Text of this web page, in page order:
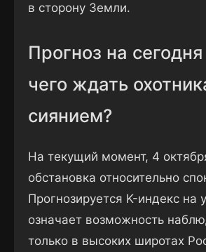
в сторону Земли.
Прогноз на
чего ждать
сиянием?
На текущий момент, 4
обстановка относительно
Прогнозируется K-индекс на
означает возможность
только в высоких широтах